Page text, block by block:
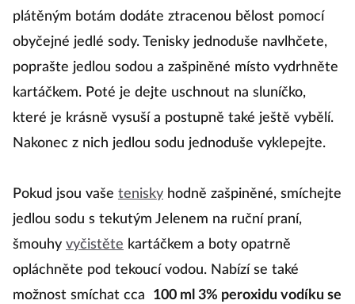
plátěným botám dodáte ztracenou bělost pomocí
obyčejné jedlé sody. Tenisky jednoduše navlhčete,
poprašte jedlou sodou a zašpiněné místo vydrhněte
kartáčkem. Poté je dejte uschnout na sluníčko,
které je krásně vysuší a postupně také ještě vybělí.
Nakonec z nich jedlou sodu jednoduše vyklepejte.
Pokud jsou vaše tenisky hodně zašpiněné, smíchejte
jedlou sodu s tekutým Jelenem na ruční praní,
šmouhy vyčistěte kartáčkem a boty opatrně
opláchněte pod tekoucí vodou. Nabízí se také
možnost smíchat cca
100 ml 3% peroxidu vodíku se